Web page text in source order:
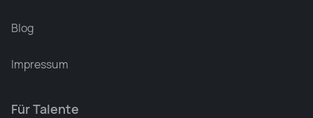
Blog
Impressum
Für Talente